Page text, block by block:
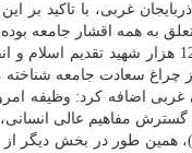
غربی، با تاکید بر
به همه اقشار جامعه بوده
وی با بیان این که استان آذربایجان
چراغ سعادت جامعه
اضافه کرد: وظیفه
گسترش مفاهیم عالی
همین طور در بخش دیگر